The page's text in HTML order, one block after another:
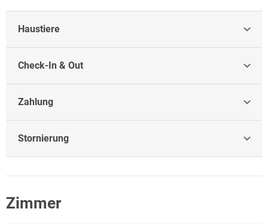
Haustiere
Check-In & Out
Zahlung
Stornierung
Zimmer